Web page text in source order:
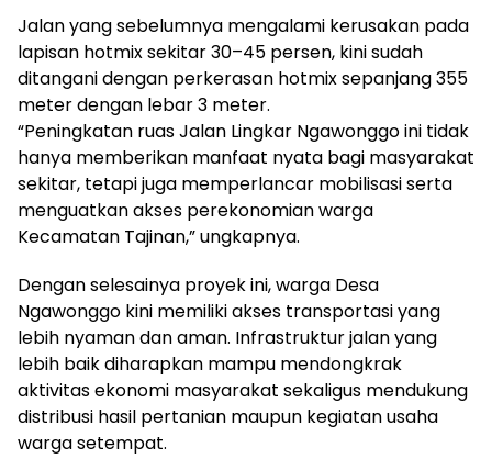
Jalan yang sebelumnya mengalami kerusakan pada
lapisan hotmix sekitar 30–45 persen, kini sudah
ditangani dengan perkerasan hotmix sepanjang 355
meter dengan lebar 3 meter.
“Peningkatan ruas Jalan Lingkar Ngawonggo ini tidak
hanya memberikan manfaat nyata bagi masyarakat
sekitar, tetapi juga memperlancar mobilisasi serta
menguatkan akses perekonomian warga
Kecamatan Tajinan,” ungkapnya.
Dengan selesainya proyek ini, warga Desa
Ngawonggo kini memiliki akses transportasi yang
lebih nyaman dan aman. Infrastruktur jalan yang
lebih baik diharapkan mampu mendongkrak
aktivitas ekonomi masyarakat sekaligus mendukung
distribusi hasil pertanian maupun kegiatan usaha
warga setempat.